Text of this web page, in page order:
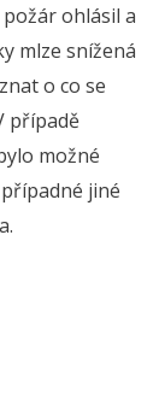
ohlásil a
mlze snížená
o co se
případě
možné
jiné